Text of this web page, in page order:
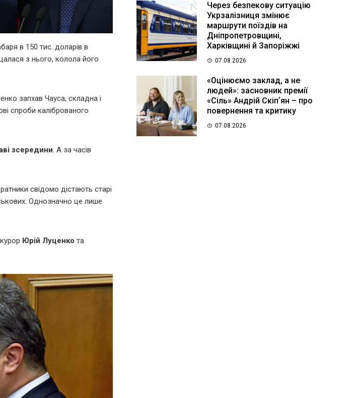
в 150 тис. доларів в
з нього, колола його
запхав Чауса, складна і
спроби каліброваного
зсередини. А за часів
свідомо дістають старі
Однозначно це лише
Юрій Луценко та
Через безпекову ситуацію
Укрзалізниця змінює
маршрути поїздів на
Дніпропетровщині,
Харківщині й Запоріжжі
07.08.2026
«Оцінюємо заклад, а не
людей»: засновник премії
«Сіль» Андрій Скіпʼян – про
повернення та критику
07.08.2026